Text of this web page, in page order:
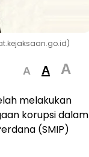
A A A
melakukan
korupsi dalam
(SMIP)